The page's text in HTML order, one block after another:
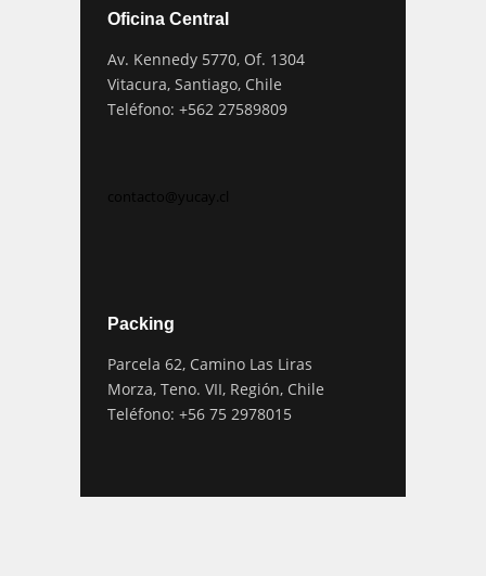
Oficina Central
Av. Kennedy 5770, Of. 1304
Vitacura, Santiago, Chile
Teléfono: +562 27589809
contacto@yucay.cl
Packing
Parcela 62, Camino Las Liras
Morza, Teno. VII, Región, Chile
Teléfono: +56 75 2978015